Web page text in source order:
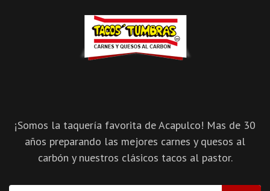
¡Somos la taquería favorita de Acapulco! Mas de 30
años preparando las mejores carnes y quesos al
carbón y nuestros clásicos tacos al pastor.